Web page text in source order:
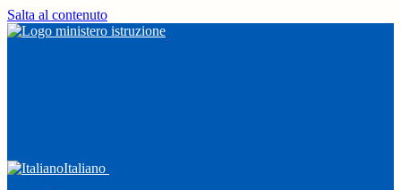
Salta al contenuto
Italiano